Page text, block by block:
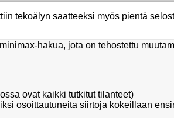
tekoälyn saatteeksi myös pientä
hakua, jota on tehostettu
ovat kaikki tutkitut tilanteet)
osoittautuneita siirtoja kokeillaan